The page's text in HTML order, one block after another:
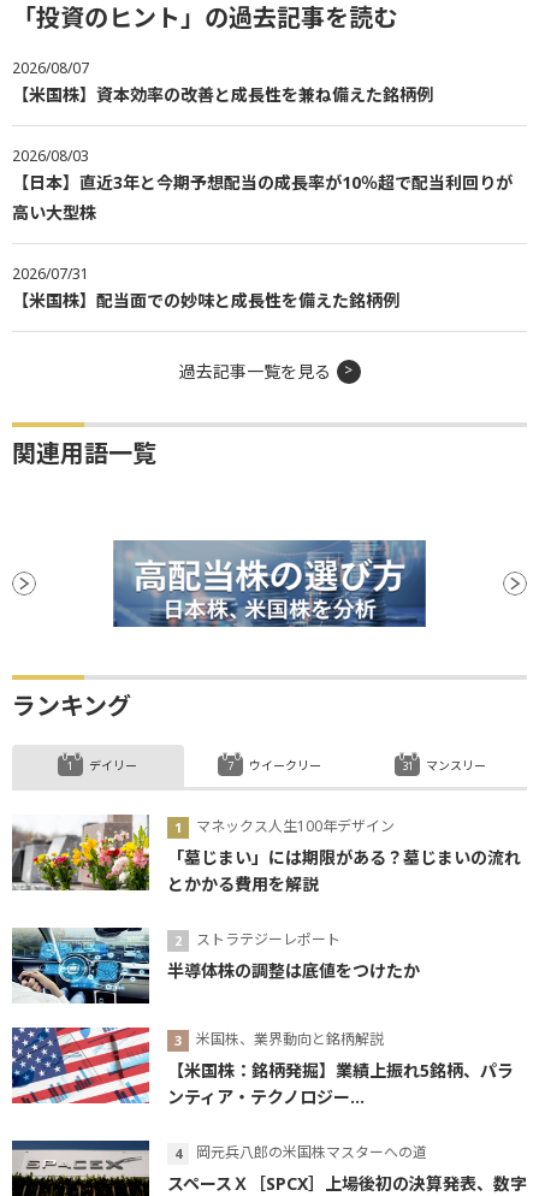
「投資のヒント」の過去記事を読む
2026/08/07
【米国株】資本効率の改善と成長性を兼ね備えた銘柄例
2026/08/03
【日本】直近3年と今期予想配当の成長率が10％超で配当利回りが
高い大型株
2026/07/31
【米国株】配当面での妙味と成長性を備えた銘柄例
過去記事一覧を見る
関連用語一覧
ランキング
デイリー
マネックス人生100年デザイン
「墓じまい」には期限がある？墓じまいの流れ
とかかる費用を解説
ストラテジーレポート
半導体株の調整は底値をつけたか
米国株、業界動向と銘柄解説
【米国株：銘柄発掘】業績上振れ5銘柄、パラ
ンティア・テクノロジー...
岡元兵八郎の米国株マスターへの道
スペースＸ［SPCX］上場後初の決算発表、数字
ウイークリー マンスリー